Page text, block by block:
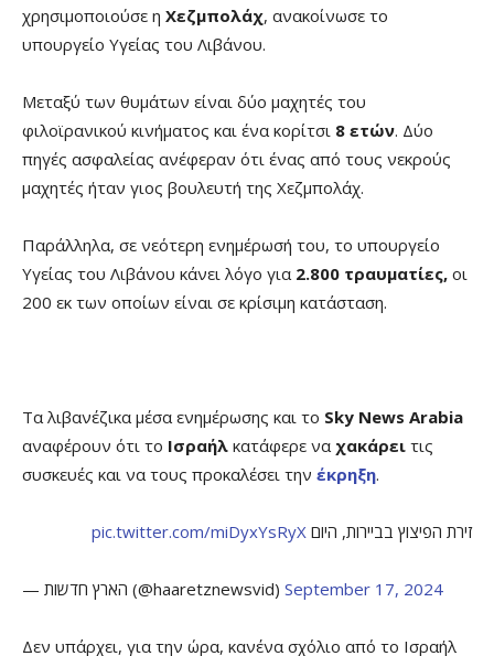
χρησιμοποιούσε η Χεζμπολάχ, ανακοίνωσε το
υπουργείο Υγείας του Λιβάνου.
Μεταξύ των θυμάτων είναι δύο μαχητές του
φιλοϊρανικού κινήματος και ένα κορίτσι 8 ετών. Δύο
πηγές ασφαλείας ανέφεραν ότι ένας από τους νεκρούς
μαχητές ήταν γιος βουλευτή της Χεζμπολάχ.
Παράλληλα, σε νεότερη ενημέρωσή του, το υπουργείο
Υγείας του Λιβάνου κάνει λόγο για 2.800 τραυματίες, οι
200 εκ των οποίων είναι σε κρίσιμη κατάσταση.
Τα λιβανέζικα μέσα ενημέρωσης και το Sky News Arabia
αναφέρουν ότι το Ισραήλ κατάφερε να χακάρει τις
συσκευές και να τους προκαλέσει την έκρηξη.
זירת הפיצוץ בביירות, היום pic.twitter.com/miDyxYsRyX
— הארץ חדשות (@haaretznewsvid) September 17, 2024
Δεν υπάρχει, για την ώρα, κανένα σχόλιο από το Ισραήλ